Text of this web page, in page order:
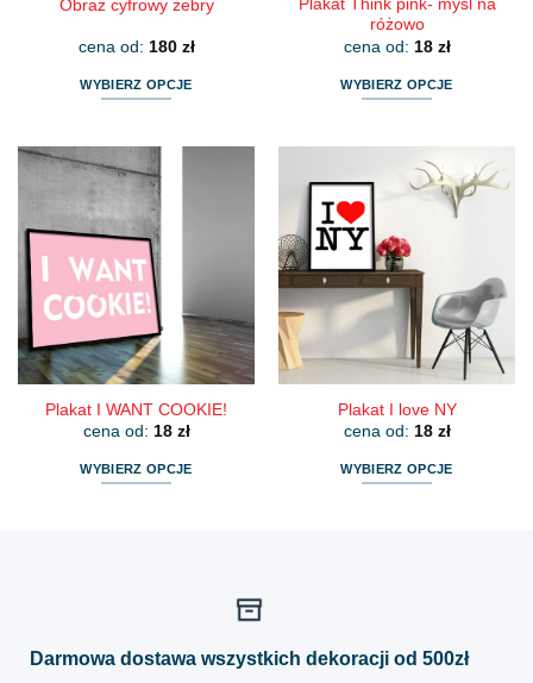
Obraz cyfrowy zebry
cena od: 180 zł
WYBIERZ OPCJE
ma
wiele
wariantów.
Opcje
można
wybrać
na
stronie
produktu
Plakat Think pink- myśl na
różowo
cena od: 18 zł
WYBIERZ OPCJE
wiele
wariantów.
Opcje
można
wybrać
na
stronie
produktu
Plakat I WANT COOKIE!
cena od: 18 zł
WYBIERZ OPCJE
Plakat I love NY
cena od: 18 zł
WYBIERZ OPCJE
Darmowa dostawa wszystkich dekoracji od 500zł